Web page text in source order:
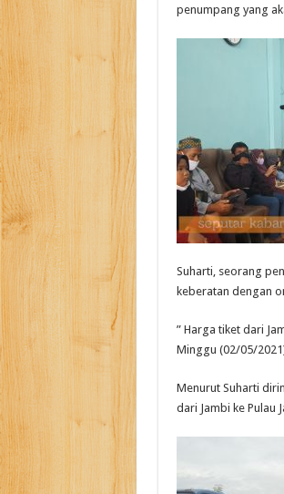
penumpang yang
Suharti, seorang
keberatan dengan
” Harga tiket dari
Minggu (02/05/
Menurut Suharti
dari Jambi ke Pulau